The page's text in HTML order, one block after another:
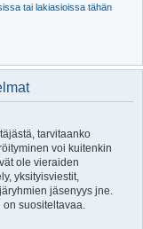
tai lakiasioissa tähän
tarvitaanko
voi kuitenkin
ole vieraiden
yksityisviestit,
jäsenyys jne.
suositeltavaa.